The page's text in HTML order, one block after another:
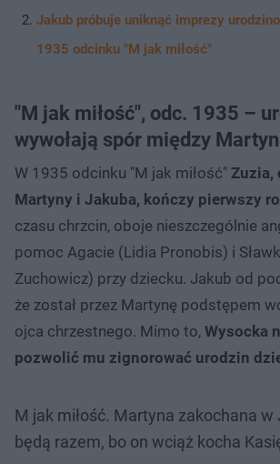
Jakub próbuje uniknąć imprezy
1935 odcinku "M jak miłość"
"M jak miłość", odc. 1935 –
wywołają spór między
W 1935 odcinku "M jak miłość" Zuzia,
Martyny i Jakuba, kończy pierwszy
czasu chrzcin, oboje nieszczególnie
pomoc Agacie (Lidia Pronobis) i
Zuchowicz) przy dziecku. Jakub od
że został przez Martynę podstępem
ojca chrzestnego. Mimo to, Wysocka
pozwolić mu zignorować urodzin
M jak miłość. Martyna zakochana w
będą razem, bo on wciąż kocha